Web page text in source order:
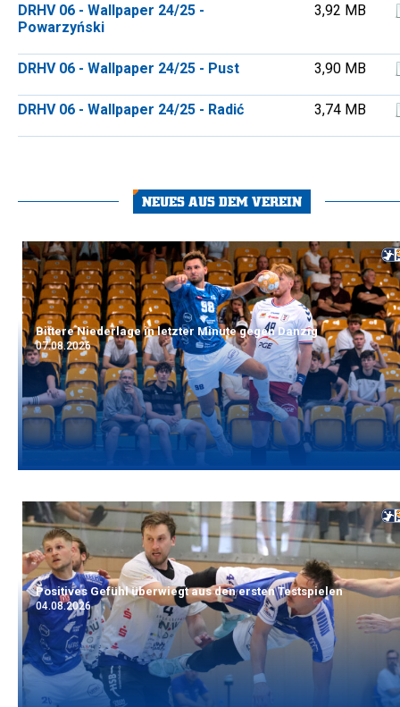
DRHV 06 - Wallpaper 24/25 -
Powarzyński
3,92 MB
DRHV 06 - Wallpaper 24/25 - Pust 3,90 MB
DRHV 06 - Wallpaper 24/25 - Radić 3,74 MB
NEUES AUS DEM VEREIN
Bittere Niederlage in letzter Minute gegen Danzig
07.08.2026
Positives Gefühl überwiegt aus den ersten Testspielen
04.08.2026